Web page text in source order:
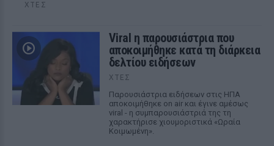
ΧΤΕΣ
Viral η παρουσιάστρια που
αποκοιμήθηκε κατά τη διάρκεια
δελτίου ειδήσεων
ΧΤΕΣ
Παρουσιάστρια ειδήσεων στις ΗΠΑ
αποκοιμήθηκε on air και έγινε αμέσως
viral - η συμπαρουσιάστριά της τη
χαρακτήρισε χιουμοριστικά «Ωραία
Κοιμωμένη».